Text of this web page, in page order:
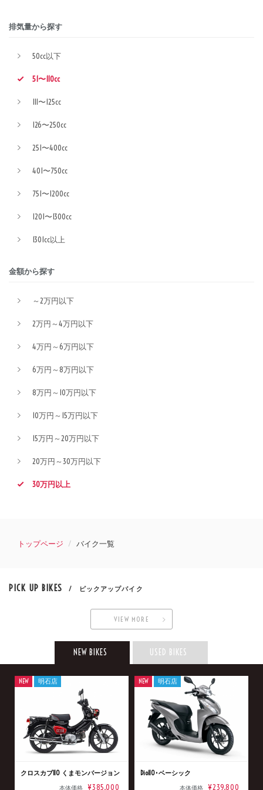
排気量から探す
50cc以下
51〜110cc
111〜125cc
126〜250cc
251〜400cc
401〜750cc
751〜1200cc
1201〜1300cc
1301cc以上
金額から探す
～2万円以下
2万円～4万円以下
4万円～6万円以下
6万円～8万円以下
8万円～10万円以下
10万円～15万円以下
15万円～20万円以下
20万円～30万円以下
30万円以上
トップページ バイク一覧
PICK UP BIKES / ピックアップバイク
VIEW MORE
NEW BIKES USED BIKES
クロスカブ110 くまモンバージョン
本体価格 ¥385,000
NEW 明石店
Dio110･ベーシック
本体価格 ¥239,800
NEW 明石店